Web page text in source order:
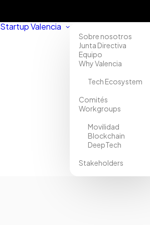
Startup Valencia
Sobre nosotros
Junta Directiva
Equipo
Why Valencia
Tech Ecosystem
Comités
Workgroups
Movilidad
Blockchain
DeepTech
Stakeholders